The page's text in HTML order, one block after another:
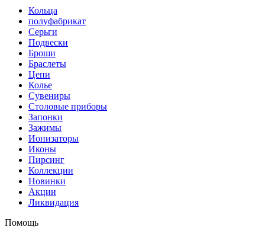
Кольца
полуфабрикат
Серьги
Подвески
Броши
Браслеты
Цепи
Колье
Сувениры
Столовые приборы
Запонки
Зажимы
Ионизаторы
Иконы
Пирсинг
Коллекции
Новинки
Акции
Ликвидация
Помощь